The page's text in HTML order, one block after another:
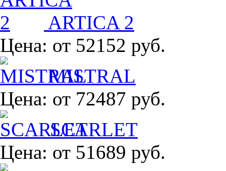
ARTICA 2
Цена: от 52152 руб.
MISTRAL
Цена: от 72487 руб.
SCARLET
Цена: от 51689 руб.